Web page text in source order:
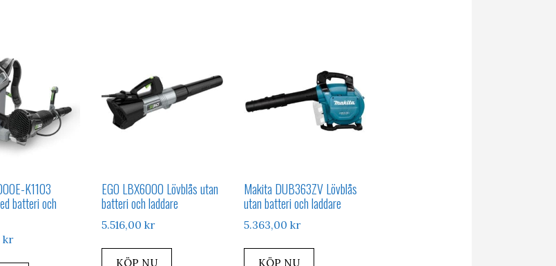
K1103
batteri och
kr
EGO LBX6000 Lövblås utan
batteri och laddare
5.516,00 kr
KÖP NU
Makita DUB363ZV Lövblås
utan batteri och laddare
5.363,00kr
KÖP NU